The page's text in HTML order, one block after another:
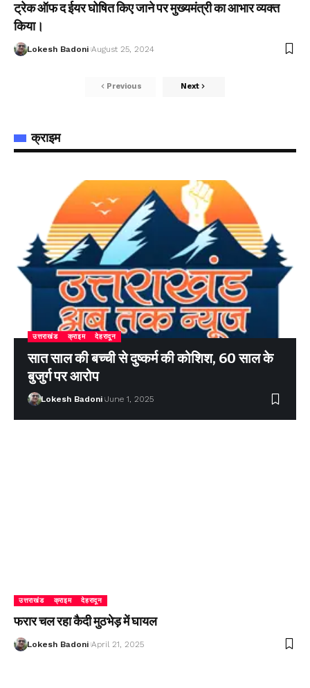
ट्रेक ऑफ द ईयर घोषित किए जाने पर मुख्यमंत्री का आभार व्यक्त
किया।
Lokesh Badoni August 25, 2024
Previous Next
क्राइम
उत्तराखंड क्राइम देहरादून
सात साल की बच्ची से दुष्कर्म की कोशिश, 60 साल के
बुजुर्ग पर आरोप
Lokesh Badoni June 1, 2025
उत्तराखंड क्राइम देहरादून
फरार चल रहा कैदी मुठभेड़ में घायल
Lokesh Badoni April 21, 2025